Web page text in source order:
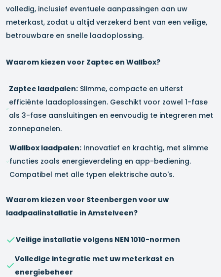
volledig, inclusief eventuele aanpassingen aan uw
meterkast, zodat u altijd verzekerd bent van een veilige,
betrouwbare en snelle laadoplossing.
Waarom kiezen voor Zaptec en Wallbox?
Zaptec laadpalen: Slimme, compacte en uiterst
efficiënte laadoplossingen. Geschikt voor zowel 1-fase
als 3-fase aansluitingen en eenvoudig te integreren met
zonnepanelen.
Wallbox laadpalen: Innovatief en krachtig, met slimme
functies zoals energieverdeling en app-bediening.
Compatibel met alle typen elektrische auto's.
Waarom kiezen voor Steenbergen voor uw
laadpaalinstallatie in Amstelveen?
Veilige installatie volgens NEN 1010-normen
Volledige integratie met uw meterkast en
energiebeheer